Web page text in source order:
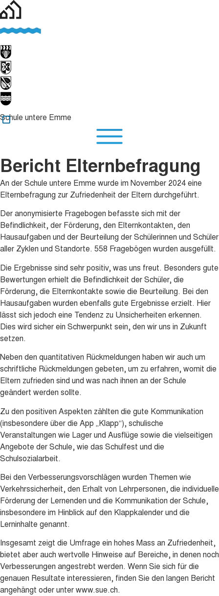
Schule untere Emme
Bericht Elternbefragung
An der Schule untere Emme wurde im November 2024 eine
Elternbefragung zur Zufriedenheit der Eltern durchgeführt.
Der anonymisierte Fragebogen befasste sich mit der
Befindlichkeit, der Förderung, den Elternkontakten, den
Hausaufgaben und der Beurteilung der Schülerinnen und Schüler
aller Zyklen und Standorte. 558 Fragebögen wurden ausgefüllt.
Die Ergebnisse sind sehr positiv, was uns freut. Besonders gute
Bewertungen erhielt die Befindlichkeit der Schüler, die
Förderung, die Elternkontakte sowie die Beurteilung. Bei den
Hausaufgaben wurden ebenfalls gute Ergebnisse erzielt. Hier
lässt sich jedoch eine Tendenz zu Unsicherheiten erkennen.
Dies wird sicher ein Schwerpunkt sein, den wir uns in Zukunft
setzen.
Neben den quantitativen Rückmeldungen haben wir auch um
schriftliche Rückmeldungen gebeten, um zu erfahren, womit die
Eltern zufrieden sind und was nach ihnen an der Schule
geändert werden sollte.
Zu den positiven Aspekten zählten die gute Kommunikation
(insbesondere über die App „Klapp“), schulische
Veranstaltungen wie Lager und Ausflüge sowie die vielseitigen
Angebote der Schule, wie das Schulfest und die
Schulsozialarbeit.
Bei den Verbesserungsvorschlägen wurden Themen wie
Verkehrssicherheit, den Erhalt von Lehrpersonen, die individuelle
Förderung der Lernenden und die Kommunikation der Schule,
insbesondere im Hinblick auf den Klappkalender und die
Lerninhalte genannt.
Insgesamt zeigt die Umfrage ein hohes Mass an Zufriedenheit,
bietet aber auch wertvolle Hinweise auf Bereiche, in denen noch
Verbesserungen angestrebt werden. Wenn Sie sich für die
genauen Resultate interessieren, finden Sie den langen Bericht
angehängt oder unter www.sue.ch.